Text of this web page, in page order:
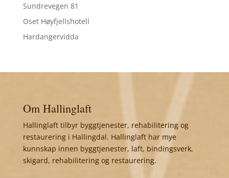
Sundrevegen 81
Oset Høyfjellshotell
Hardangervidda
Om Hallinglaft
Hallinglaft tilbyr byggtjenester, rehabilitering og
restaurering i Hallingdal. Hallinglaft har mye
kunnskap innen byggtjenester, laft, bindingsverk,
skigard, rehabilitering og restaurering.